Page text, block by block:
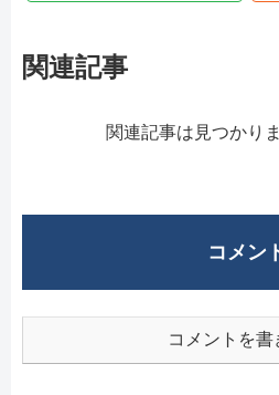
関連記事
関連記事は見つかり
コメン
コメントを書